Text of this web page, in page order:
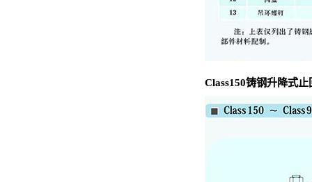
Class150铸钢升降式